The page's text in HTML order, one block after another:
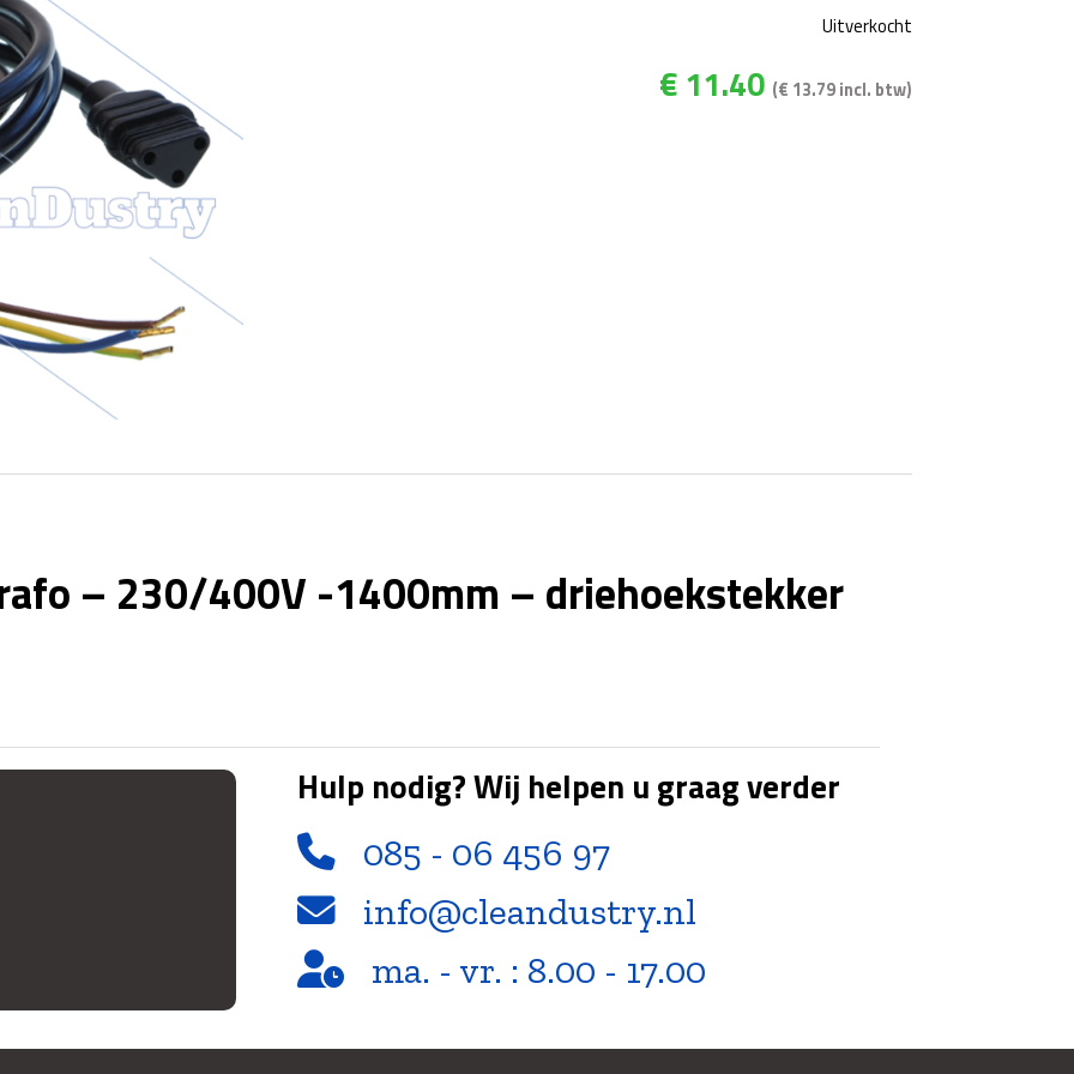
€11.40 (€ 13.79incl. btw)
Uitverkocht
– 230/400V -1400mm – driehoekstekker
Hulp nodig? Wij helpen u graag verder
085 - 06 456 97
info@cleandustry.nl
ma. - vr. : 8.00 - 17.00